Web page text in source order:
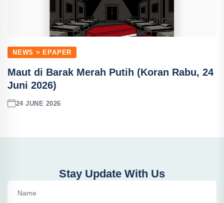
NEWS > EPAPER
Maut di Barak Merah Putih (Koran Rabu, 24
Juni 2026)
24 JUNE 2026
Stay Update With Us